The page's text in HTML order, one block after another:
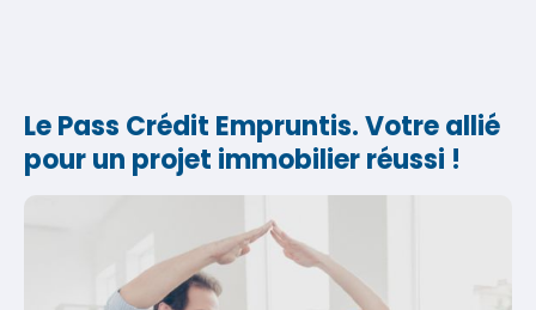
Le Pass Crédit Empruntis. Votre allié
pour un projet immobilier réussi !